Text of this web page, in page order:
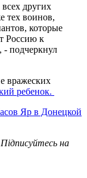
других
тех воинов,
которые
Россию к
подчеркнул
вражеских
ребенок.
Яр в Донецкой
на